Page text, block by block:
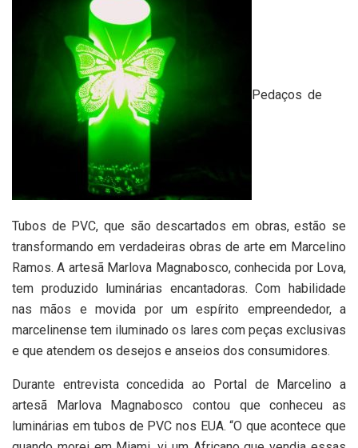
Pedaços de
Tubos de PVC, que são descartados em obras, estão se
transformando em verdadeiras obras de arte em Marcelino
Ramos. A artesã Marlova Magnabosco, conhecida por Lova,
tem produzido luminárias encantadoras. Com habilidade
nas mãos e movida por um espírito empreendedor, a
marcelinense tem iluminado os lares com peças exclusivas
e que atendem os desejos e anseios dos consumidores.
Durante entrevista concedida ao Portal de Marcelino a
artesã Marlova Magnabosco contou que conheceu as
luminárias em tubos de PVC nos EUA. “O que acontece que